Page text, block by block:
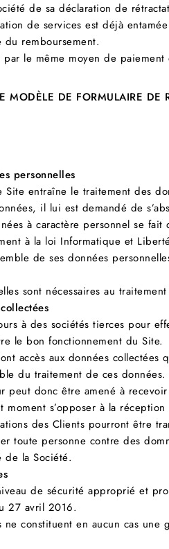
de sa déclaration de
de services est déjà
remboursement.
le même moyen de paiement
MODÈLE DE FORMULAIRE DE
personnelles
Site entraîne le traitement des
il lui est demandé de
à caractère personnel se
à la loi Informatique et
de ses données
sont nécessaires au
à des sociétés tierces pour
le bon fonctionnement du Site.
accès aux données
du traitement de ces données.
peut donc être amené à
moment s’opposer à la
des Clients pourront être
toute personne contre des
la Société.
de sécurité approprié et
27 avril 2016.
ne constituent en aucun cas